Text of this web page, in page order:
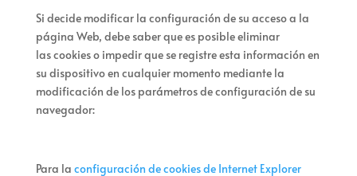
Si decide modificar la configuración de su acceso a la
página Web, debe saber que es posible eliminar
las cookies o impedir que se registre esta información en
su dispositivo en cualquier momento mediante la
modificación de los parámetros de configuración de su
navegador:
Para la configuración de cookies de Internet Explorer